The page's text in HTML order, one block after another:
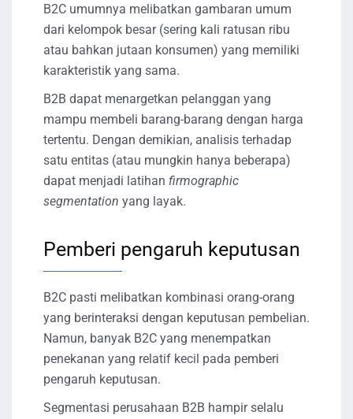
B2C umumnya melibatkan gambaran umum
dari kelompok besar (sering kali ratusan ribu
atau bahkan jutaan konsumen) yang memiliki
karakteristik yang sama.
B2B dapat menargetkan pelanggan yang
mampu membeli barang-barang dengan harga
tertentu. Dengan demikian, analisis terhadap
satu entitas (atau mungkin hanya beberapa)
dapat menjadi latihan firmographic
segmentation yang layak.
Pemberi pengaruh keputusan
B2C pasti melibatkan kombinasi orang-orang
yang berinteraksi dengan keputusan pembelian.
Namun, banyak B2C yang menempatkan
penekanan yang relatif kecil pada pemberi
pengaruh keputusan.
Segmentasi perusahaan B2B hampir selalu